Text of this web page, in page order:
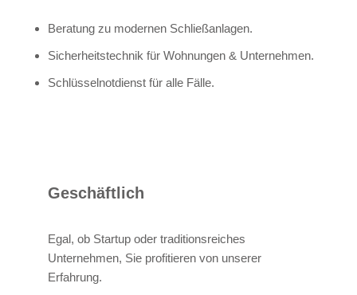
Beratung zu modernen Schließanlagen.
Sicherheitstechnik für Wohnungen & Unternehmen.
Schlüsselnotdienst für alle Fälle.
Geschäftlich
Egal, ob Startup oder traditionsreiches
Unternehmen, Sie profitieren von unserer
Erfahrung.